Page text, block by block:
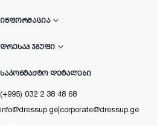
ᲘᲜᲤᲝᲠᲛᲐᲪᲘᲐ
ᲓᲠᲔᲡᲐᲞ ᲯᲒᲣᲤᲘ
ᲡᲐᲙᲝᲜᲢᲐᲥᲢᲝ ᲓᲔᲢᲐᲚᲔᲑᲘ
(+995) 032 2 38 48 68
info@dressup.ge|corporate@dressup.ge